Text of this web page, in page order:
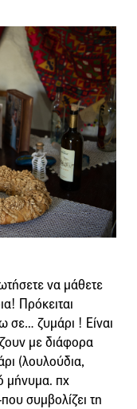
να μάθετε
Πρόκειται
σε… ζυμάρι ! Είναι
με διάφορα
(λουλούδια,
μήνυμα. πχ
συμβολίζει τη